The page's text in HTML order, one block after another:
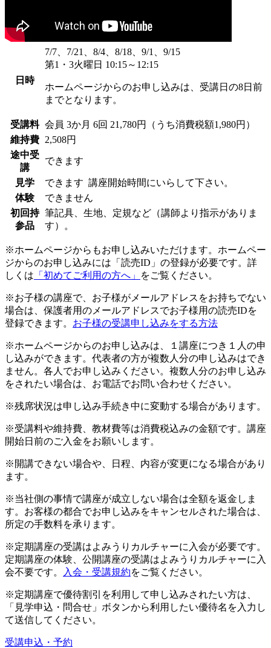
日時
7/7、7/21、8/4、8/18、9/1、9/15
第1・3火曜日 10:15～12:15
ホームページからのお申し込みは、受講日の8日前
までとなります。
受講料 会員 3か月 6回 21,780円（うち消費税額1,980円）
維持費
2,508円
途中受
講
できます
見学 できます 講座開始時間にいらして下さい。
体験
できません
初回持
参品
筆記具、生地、定規など（講師より指示がありま
す）。
※ホームページからもお申し込みいただけます。ホームペー
ジからのお申し込みには「読売ID」の登録が必要です。詳
しくは 「初めてご利用の方へ」 をご覧ください。
※お子様の講座で、お子様がメールアドレスをお持ちでない
場合は、保護者用のメールアドレスでお子様用の読売IDを
登録できます。 お子様の受講申し込みをする方法
※ホームページからのお申し込みは、１講座につき１人の申
し込みができます。代表者の方が複数人分の申し込みはでき
ません。各人でお申し込みください。複数人分のお申し込み
をされたい場合は、お電話でお問い合わせください。
※残席状況は申し込み手続き中に変動する場合があります。
※受講料や維持費、教材費等は消費税込みの金額です。講座
開始日前のご入金をお願いします。
※開講できない場合や、日程、内容が変更になる場合があり
ます。
※当社側の事情で講座が成立しない場合は全額を返金しま
す。お客様の都合でお申し込みをキャンセルされた場合は、
所定の手数料を承ります。
※定期講座の受講はよみうりカルチャーに入会が必要です。
定期講座の体験、公開講座の受講はよみうりカルチャーに入
会不要です。
入会・受講規約をご覧ください。
※定期講座で優待割引を利用して申し込みされたい方は、
「見学申込・問合せ」ボタンから利用したい優待名を入力し
て送信してください。
受講申込・予約